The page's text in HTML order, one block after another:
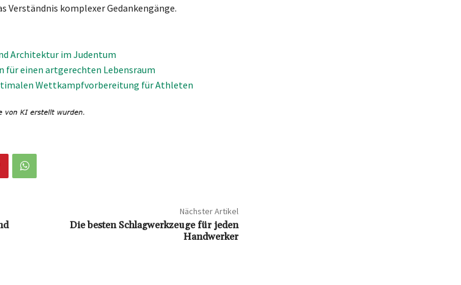
Verständnis komplexer Gedankengänge.
Architektur im Judentum
für einen artgerechten Lebensraum
Wettkampfvorbereitung für Athleten
Nächster Artikel
Die besten Schlagwerkzeuge für jeden
Handwerker